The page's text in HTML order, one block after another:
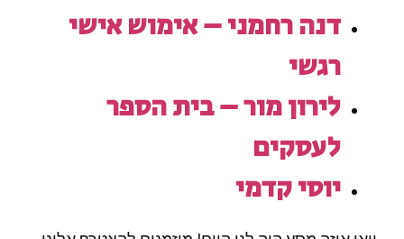
דנה רחמני – אימוש אישי
רגשי
לירון מור – בית הספר
לעסקים
יוסי קדמי